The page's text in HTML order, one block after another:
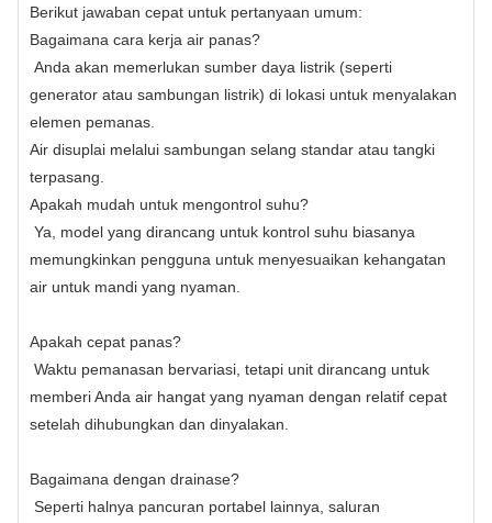
Berikut jawaban cepat untuk pertanyaan umum:
Bagaimana cara kerja air panas?
Anda akan memerlukan sumber daya listrik (seperti
generator atau sambungan listrik) di lokasi untuk menyalakan
elemen pemanas.
Air disuplai melalui sambungan selang standar atau tangki
terpasang.
Apakah mudah untuk mengontrol suhu?
Ya, model yang dirancang untuk kontrol suhu biasanya
memungkinkan pengguna untuk menyesuaikan kehangatan
air untuk mandi yang nyaman.
Apakah cepat panas?
Waktu pemanasan bervariasi, tetapi unit dirancang untuk
memberi Anda air hangat yang nyaman dengan relatif cepat
setelah dihubungkan dan dinyalakan.
Bagaimana dengan drainase?
Seperti halnya pancuran portabel lainnya, saluran